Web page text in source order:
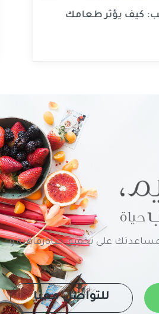
كيف يؤثر طعامك
على تحقيق حياةرفاهية و
للتواصل معنا